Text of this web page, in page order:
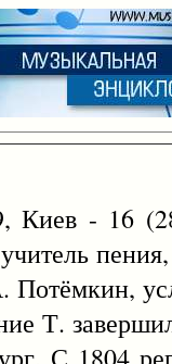
Киев - 16
Потёмкин,
Т.